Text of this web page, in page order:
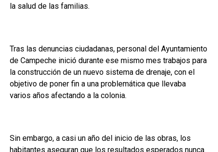
la salud de las familias.
Tras las denuncias ciudadanas, personal del Ayuntamiento
de Campeche inició durante ese mismo mes trabajos para
la construcción de un nuevo sistema de drenaje, con el
objetivo de poner fin a una problemática que llevaba
varios años afectando a la colonia.
Sin embargo, a casi un año del inicio de las obras, los
habitantes aseguran que los resultados esperados nunca